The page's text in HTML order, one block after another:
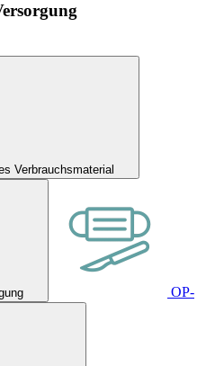
Verbrauchsmaterial
OP-